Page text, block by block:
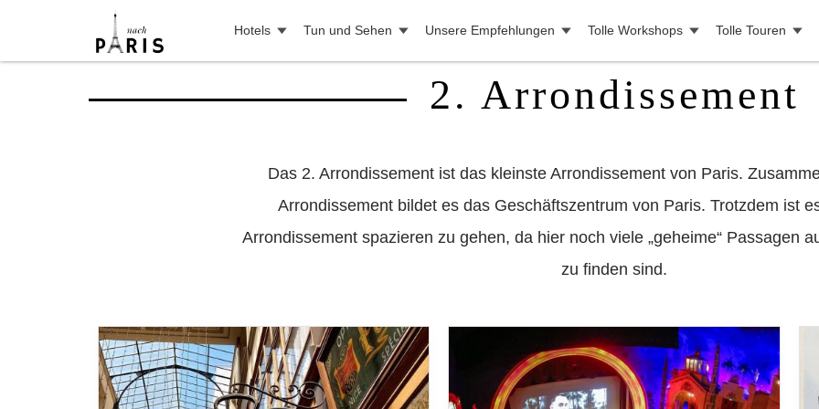
Hotels Tun und Sehen Unsere Empfehlungen Tolle Workshops Tolle Touren
2. Arrondissement
Das 2. Arrondissement ist das kleinste Arrondissement von Paris.
Arrondissement bildet es das Geschäftszentrum von Paris. Trotzdem ist
Arrondissement spazieren zu gehen, da hier noch viele „geheime“ Passagen
zu finden sind.